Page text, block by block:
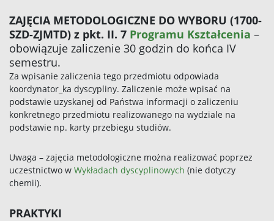
ZAJĘCIA METODOLOGICZNE DO WYBORU (1700-
SZD-ZJMTD) z pkt. II. 7 Programu Kształcenia –
obowiązuje zaliczenie 30 godzin do końca IV
semestru.
Za wpisanie zaliczenia tego przedmiotu odpowiada
koordynator_ka dyscypliny. Zaliczenie może wpisać na
podstawie uzyskanej od Państwa informacji o zaliczeniu
konkretnego przedmiotu realizowanego na wydziale na
podstawie np. karty przebiegu studiów.
Uwaga – zajęcia metodologiczne można realizować poprzez
uczestnictwo w Wykładach dyscyplinowych (nie dotyczy
chemii).
PRAKTYKI